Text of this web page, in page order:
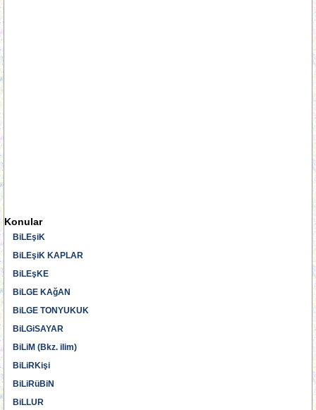
Konular
BiLEşiK
BiLEşiK KAPLAR
BiLEşKE
BiLGE KAğAN
BiLGE TONYUKUK
BiLGiSAYAR
BiLiM (Bkz. ilim)
BiLiRKişi
BiLiRüBiN
BiLLUR